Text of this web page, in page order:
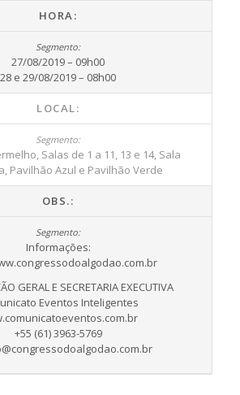
HORA:
27/08/2019 – 09h00
28 e 29/08/2019 – 08h00
LOCAL:
Salas de 1 a 11, 13 e 14, Sala
Pavilhão Azul e Pavilhão Verde
OBS.:
Informações:
GERAL E SECRETARIA EXECUTIVA
Eventos Inteligentes
+55 (61) 3963-5769